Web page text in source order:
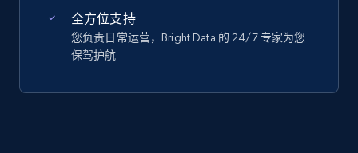
全方位支持
您负责日常运营，Bright Data 的 24/7 专家为您
保驾护航